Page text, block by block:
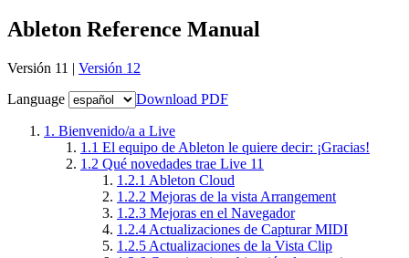
Ableton Reference Manual
Versión 11 | Versión 12
Language
Download PDF
1. Bienvenido/a a Live
1.1 El equipo de Ableton le quiere decir: ¡Gracias!
1.2 Qué novedades trae Live 11
1.2.1 Ableton Cloud
1.2.2 Mejoras de la vista Arrangement
1.2.3 Mejoras en el Navegador
1.2.4 Actualizaciones de Capturar MIDI
1.2.5 Actualizaciones de la Vista Clip